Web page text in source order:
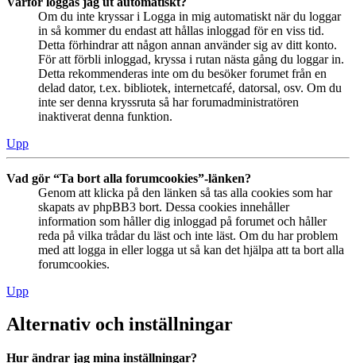
Om du inte kryssar i Logga in mig automatiskt när du loggar
in så kommer du endast att hållas inloggad för en viss tid.
Detta förhindrar att någon annan använder sig av ditt konto.
För att förbli inloggad, kryssa i rutan nästa gång du loggar in.
Detta rekommenderas inte om du besöker forumet från en
delad dator, t.ex. bibliotek, internetcafé, datorsal, osv. Om du
inte ser denna kryssruta så har forumadministratören
inaktiverat denna funktion.
Upp
Vad gör “Ta bort alla forumcookies”-länken?
Genom att klicka på den länken så tas alla cookies som har
skapats av phpBB3 bort. Dessa cookies innehåller
information som håller dig inloggad på forumet och håller
reda på vilka trådar du läst och inte läst. Om du har problem
med att logga in eller logga ut så kan det hjälpa att ta bort alla
forumcookies.
Upp
Alternativ och inställningar
Hur ändrar jag mina inställningar?